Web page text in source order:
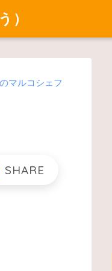
）
マルコシェフ